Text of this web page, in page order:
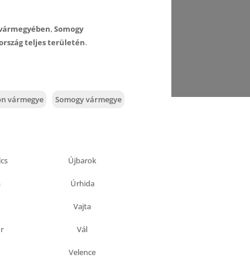
,Somogy
teljes területén.
vármegye Somogy vármegye
Újbarok
Úrhida
Vajta
Vál
Velence